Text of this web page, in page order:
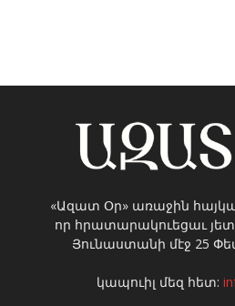
«Ազատ Օր» առաջին
որ հրատարակուեցաւ
Յունաստանի մէջ 25
կապուիլ մեզ հետ: